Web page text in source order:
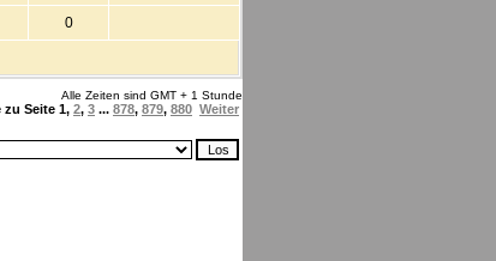
0
Alle Zeiten sind GMT + 1 Stunde
zu Seite 1, 2, 3 ... 878, 879, 880 Weiter